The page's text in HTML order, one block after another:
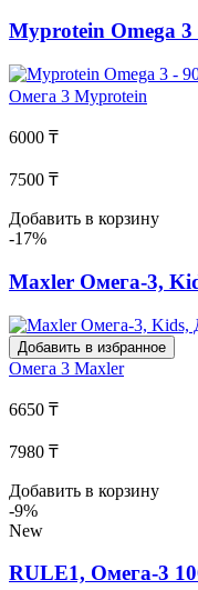
Myprotein Omega 3
Омега 3 Myprotein
6000 ₸
7500 ₸
Добавить в корзину
-17%
Maxler Омега-3,
Добавить в избранное
Омега 3 Maxler
6650 ₸
7980 ₸
Добавить в корзину
-9%
New
RULE1, Омега-3